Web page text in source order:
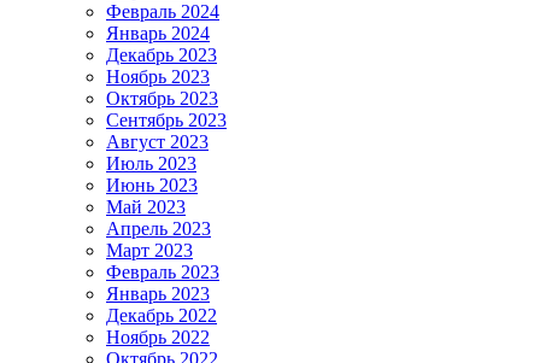
Февраль 2024
Январь 2024
Декабрь 2023
Ноябрь 2023
Октябрь 2023
Сентябрь 2023
Август 2023
Июль 2023
Июнь 2023
Май 2023
Апрель 2023
Март 2023
Февраль 2023
Январь 2023
Декабрь 2022
Ноябрь 2022
Октябрь 2022